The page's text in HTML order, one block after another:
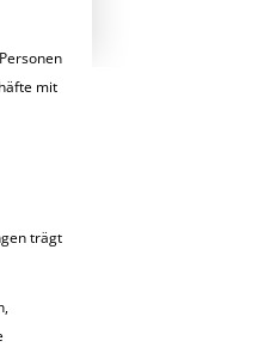
mit
trägt